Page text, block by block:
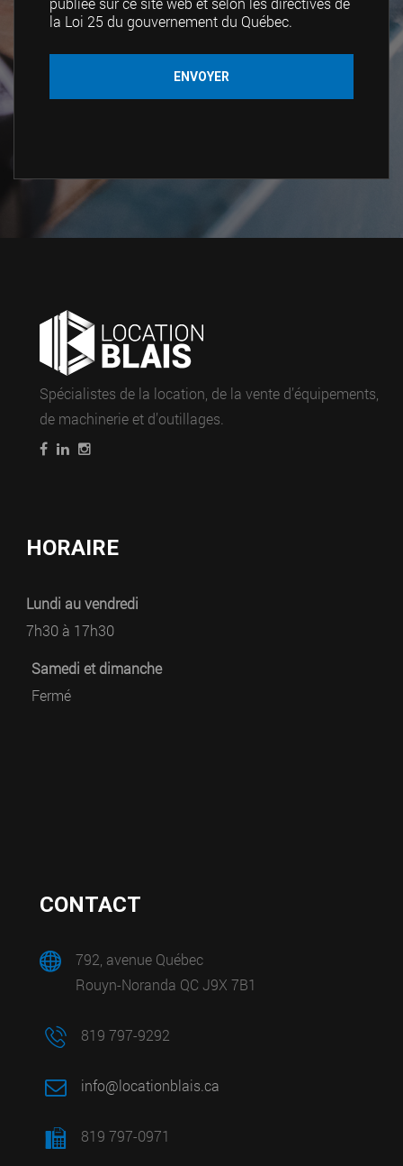
la Loi 25 du gouvernement du Québec.
Spécialistes de la location, de la vente d’équipements,
de machinerie et d’outillages.
HORAIRE
Lundi au vendredi
7h30 à 17h30
Samedi et dimanche
Fermé
CONTACT
792, avenue Québec
Rouyn-Noranda QC J9X 7B1
819 797-9292
info@locationblais.ca
819 797-0971